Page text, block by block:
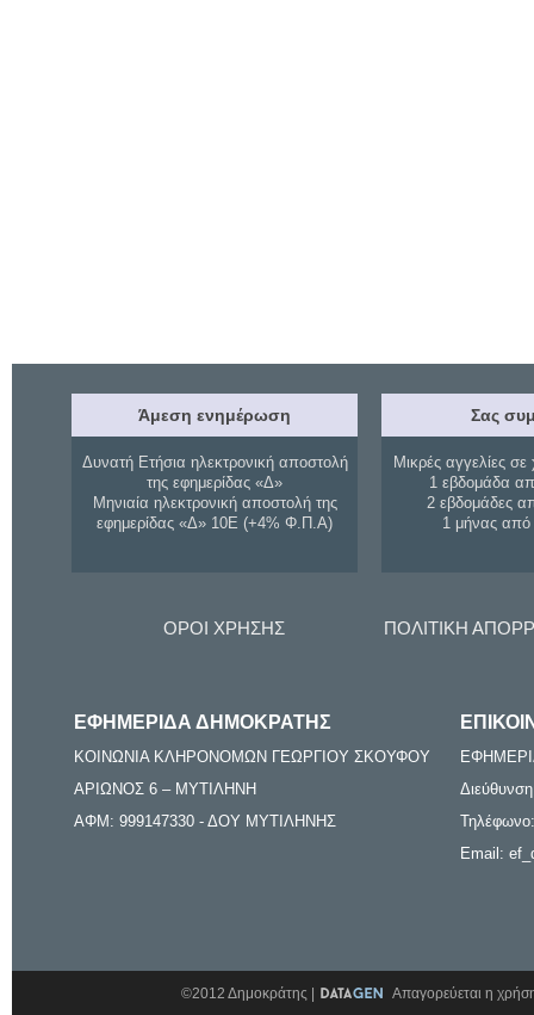
Άμεση ενημέρωση
Δυνατή Ετήσια ηλεκτρονική αποστολή
της εφημερίδας «Δ»
Μηνιαία ηλεκτρονική αποστολή της
εφημερίδας «Δ» 10Ε (+4% Φ.Π.Α)
Σας
Μικρές αγγελίες σε
1 εβδομάδα
2 εβδομάδες
1 μήνας
ΟΡΟΙ ΧΡΗΣΗΣ ΠΟΛΙΤΙΚΗ
ΕΦΗΜΕΡΙΔΑ ΔΗΜΟΚΡΑΤΗΣ
ΚΟΙΝΩΝΙΑ ΚΛΗΡΟΝΟΜΩΝ ΓΕΩΡΓΙΟΥ ΣΚΟΥΦΟΥ
ΑΡΙΩΝΟΣ 6 – ΜΥΤΙΛΗΝΗ
ΑΦΜ: 999147330 - ΔΟΥ ΜΥΤΙΛΗΝΗΣ
Email:
©2012 Δημοκράτης | Απαγορεύεται η